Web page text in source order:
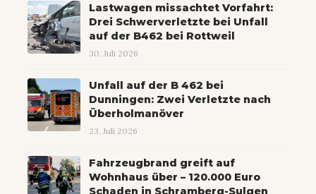
Lastwagen missachtet Vorfahrt:
Drei Schwerverletzte bei Unfall
auf der B462 bei Rottweil
30. Juli 2026
Unfall auf der B 462 bei
Dunningen: Zwei Verletzte nach
Überholmanöver
23. Juli 2026
Fahrzeugbrand greift auf
Wohnhaus über – 120.000 Euro
Schaden in Schramberg-Sulgen